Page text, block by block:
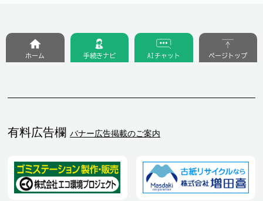
有料広告欄 バナー広告掲載のご案内
ホーム 手続きナビ AIチャット ページトップ